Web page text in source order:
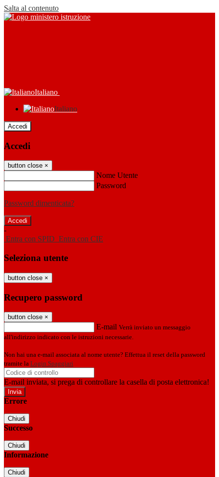
Salta al contenuto
Italiano
Italiano
Accedi
Accedi
button close ×
Nome Utente
Password
Password dimenticata?
-
Entra con SPID Entra con CIE
Seleziona utente
button close ×
Recupero password
button close ×
E-mail Verrà inviato un messaggio
all'indirizzo indicato con le istruzioni necessarie.
Non hai una e-mail associata al nome utente? Effettua il reset della password
tramite la Login Spaggiari
E-mail inviata, si prega di controllare la casella di posta elettronica!
Errore
Chiudi
Successo
Chiudi
Informazione
Chiudi